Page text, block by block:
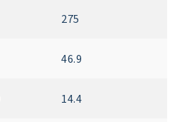
275
46.9
14.4